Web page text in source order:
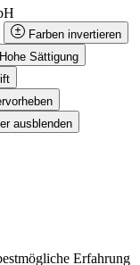
Farben invertieren
Hohe Sättigung
ausblenden
Erfahrung